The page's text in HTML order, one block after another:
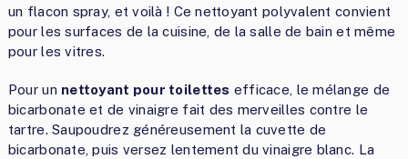
un flacon spray, et voilà ! Ce nettoyant polyvalent convient
pour les surfaces de la cuisine, de la salle de bain et même
pour les vitres.
Pour un nettoyant pour toilettes efficace, le mélange de
bicarbonate et de vinaigre fait des merveilles contre le
tartre. Saupoudrez généreusement la cuvette de
bicarbonate, puis versez lentement du vinaigre blanc. La